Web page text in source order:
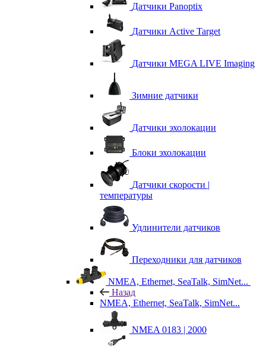
Датчики Panoptix
Датчики Active Target
Датчики MEGA LIVE Imaging
Зимние датчики
Датчики эхолокации
Блоки эхолокации
Датчики скорости |
температуры
Удлинители датчиков
Переходники для датчиков
NMEA, Ethernet, SeaTalk, SimNet...
Назад
NMEA, Ethernet, SeaTalk, SimNet...
NMEA 0183 | 2000